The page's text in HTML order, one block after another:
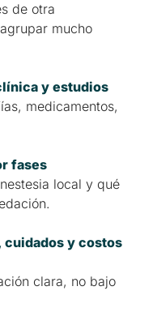
de otra
mucho
y estudios
medicamentos,
fases
local y qué
cuidados y costos
clara, no bajo